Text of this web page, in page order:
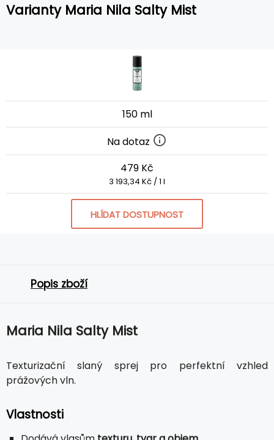
Varianty Maria Nila Salty Mist
150 ml
Na dotaz
479 Kč
3 193,34 Kč / 1 l
HLÍDAT DOSTUPNOST
Popis zboží
Maria Nila Salty Mist
Texturizační slaný sprej pro perfektní vzhled
prážových vln.
Vlastnosti